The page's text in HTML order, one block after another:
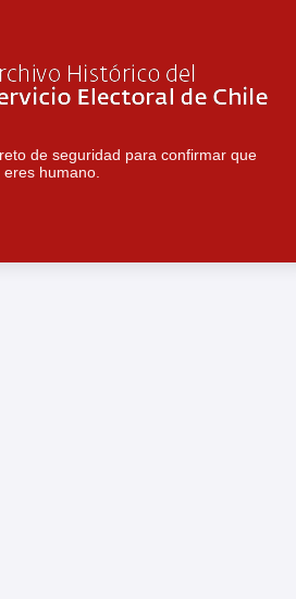
de seguridad para confirmar que
eres humano.